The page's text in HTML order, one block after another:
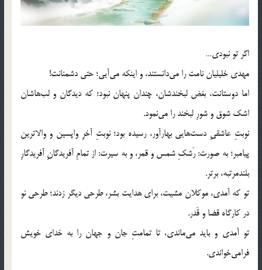
اگر تو نبودی…
مهدی خلیلیان نامت را می‌دانستند، و اینکه می‌آیی؛ حتی دشمنانت!
اما دوستانت، بغض لبخندشان، چندان پنهان نبود؛ که دیدگان و لب‌هاشان
اشک شوق و شورِ لبخند را می‌نمود.
نوبتِ عاشقیِ دست‌هایی بهارآور، رسیده بود؛ نوبتِ آخرِ واپسین و والاترین
پیامبر؛ به صورت: رَشکِ شمس و قمر، و به سیرت: از تمامِ آفریدگانِ آفریدگارِ
بلندمرتبه، برتر.
تو که آمدی، موکلان مشیت، برای هدایت بشر، طرحی دیگر زدند؛ طرحی نو
در کارگاه قضا و قَدر.
تو آمدی و باید می‌ماندی، تا تمامتِ جان و جهان را به خدای خویش
فرامی‌خواندی.